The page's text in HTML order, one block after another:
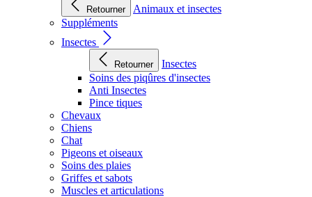
Retourner
Animaux et insectes
Suppléments
Insectes
Retourner
Insectes
Soins des piqûres d'insectes
Anti Insectes
Pince tiques
Chevaux
Chiens
Chat
Pigeons et oiseaux
Soins des plaies
Griffes et sabots
Muscles et articulations